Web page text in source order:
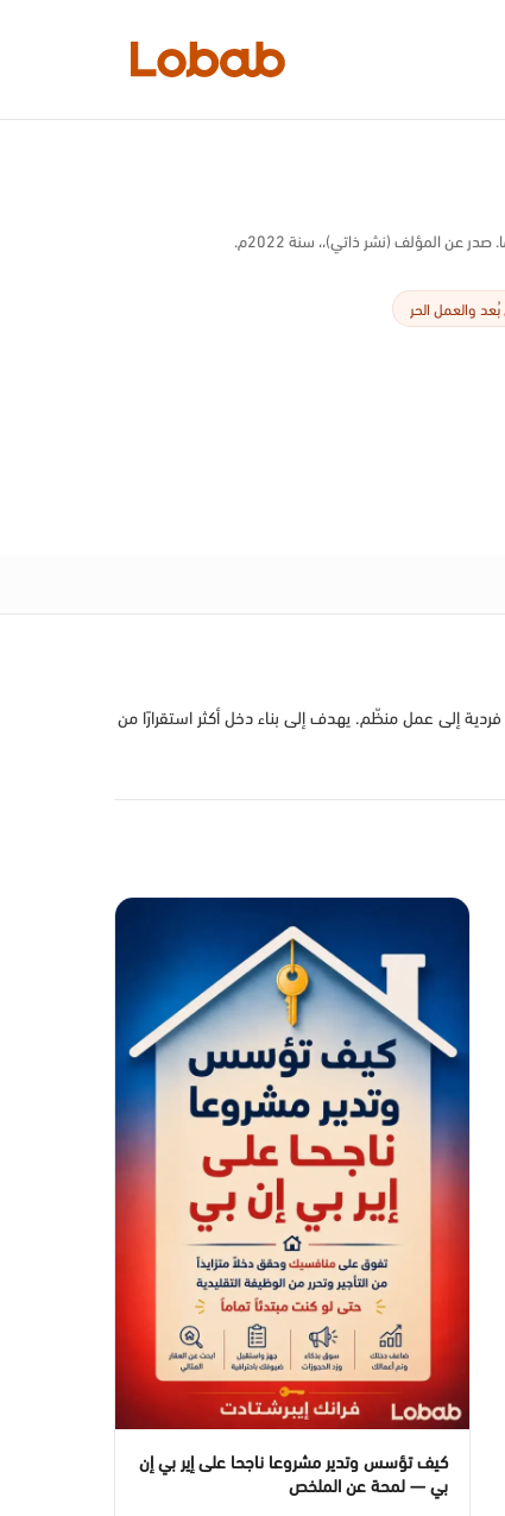
عن المؤلف (نشر ذاتي)،، سنة 2022م.
والعمل الحر
إلى عمل منظّم. يهدف إلى بناء دخل أكثر استقرارًا من
كيف تؤسس وتدير مشروعا ناجحا على إير بي إن
بي — لمحة عن الملخص